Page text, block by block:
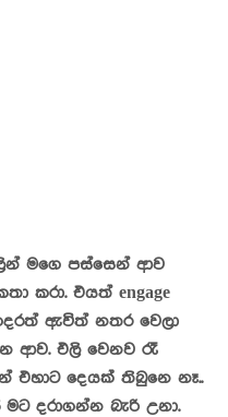
මගෙ පස්සෙන් ආව
කරා. එයත් engage
ඇවිත් නතර වෙලා
ආව. එලි වෙනව රෑ
එහාට දෙයක් තිබුනෙ නෑ..
දරාගන්න බැරි උනා.